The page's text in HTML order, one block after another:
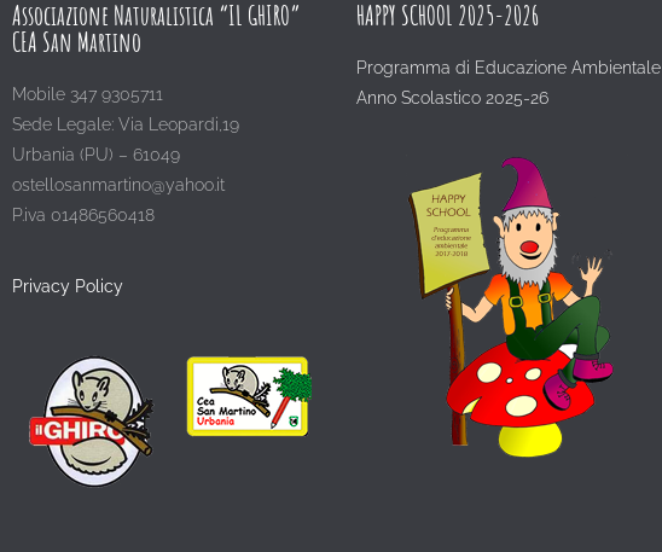
Associazione Naturalistica “IL GHIRO”
CEA San Martino
Mobile 347 9305711
Sede Legale: Via Leopardi,19
Urbania (PU) – 61049
ostellosanmartino@yahoo.it
P.iva 01486560418
Privacy Policy
HAPPY SCHOOL 2025-2026
Programma di Educazione Ambientale
Anno Scolastico 2025-26